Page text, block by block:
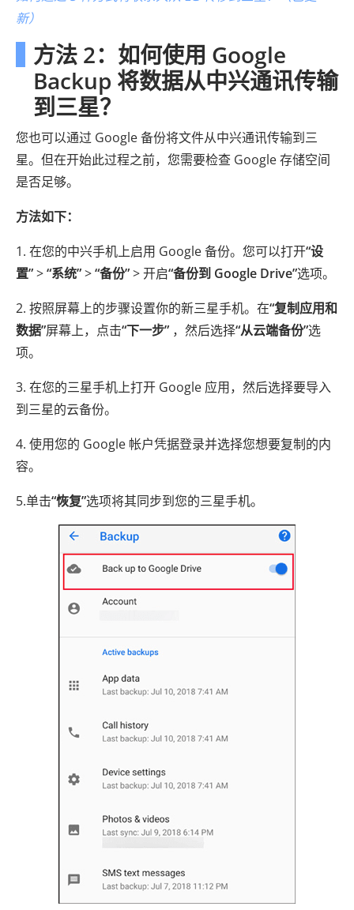
新）
方法 2：如何使用 Google
Backup 将数据从中兴通讯传输
到三星？
您也可以通过 Google 备份将文件从中兴通讯传输到三
星。但在开始此过程之前，您需要检查 Google 存储空间
是否足够。
方法如下：
1. 在您的中兴手机上启用 Google 备份。您可以打开“设
置”>“系统”>“备份”> 开启“备份到 Google Drive”选项。
2. 按照屏幕上的步骤设置你的新三星手机。在“复制应用和
数据”屏幕上，点击“下一步” ，然后选择“从云端备份”选
项。
3. 在您的三星手机上打开 Google 应用，然后选择要导入
到三星的云备份。
4. 使用您的 Google 帐户凭据登录并选择您想要复制的内
容。
5.单击“恢复”选项将其同步到您的三星手机。